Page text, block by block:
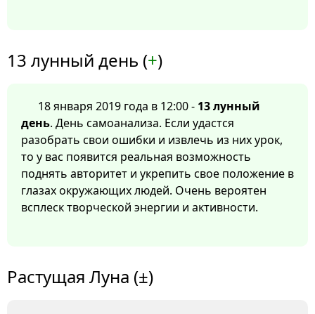
13 лунный день (+)
18 января 2019 года в 12:00 - 13 лунный
день. День самоанализа. Если удастся
разобрать свои ошибки и извлечь из них урок,
то у вас появится реальная возможность
поднять авторитет и укрепить свое положение в
глазах окружающих людей. Очень вероятен
всплеск творческой энергии и активности.
Растущая Луна (±)